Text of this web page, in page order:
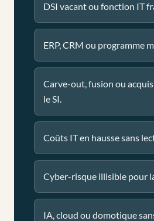
DSI vacant ou fonction IT
ERP, CRM ou programme
Carve-out, fusion ou
le SI.
Coûts IT en hausse sans
Cyber-risque illisible pour
IA, cloud ou domotique